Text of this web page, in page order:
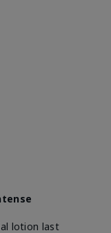
lotion last